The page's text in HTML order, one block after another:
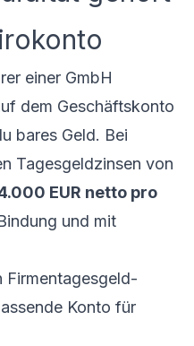
einer GmbH
dem Geschäftskonto
bares Geld. Bei
Tagesgeldzinsen von
EUR netto pro
und mit
Firmentagesgeld-
Konto für